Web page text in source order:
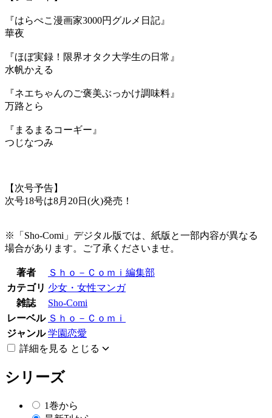
『はらぺこ漫画家3000円グルメ日記』
華夜
『ほぼ実録！限界オタク大学生の日常』
水帆かえる
『ネエちゃんのご褒美ぶっかけ調味料』
万路とら
『まるまるコーギー』
つじなつみ
【次号予告】
次号18号は8月20日(火)発売！
※「Sho-Comi」デジタル版では、紙版と一部内容が異なる
場合があります。ご了承くださいませ。
著者
Ｓｈｏ－Ｃｏｍｉ編集部
カテゴリ 少女・女性マンガ
雑誌
Sho-Comi
レーベル Ｓｈｏ－Ｃｏｍｉ
ジャンル 学園恋愛
詳細を見る とじる
シリーズ
1巻から